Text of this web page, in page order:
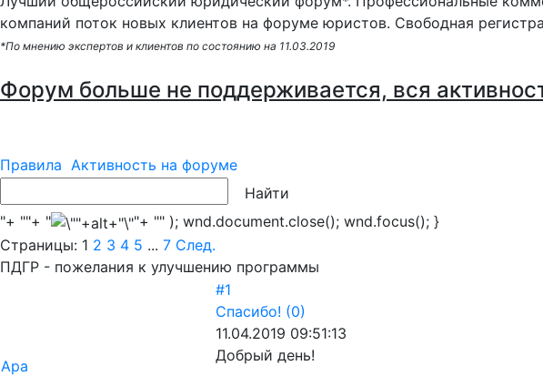
компаний поток новых клиентов на форуме юристов. Свободная
*По мнению экспертов и клиентов по состоянию на 11.03.2019
Форум больше не поддерживается, вся
Правила Активность на форуме
"+ ""+ "
"+ "" ); wnd.document.close(); wnd.focus(); }
Страницы: 1 2 3 4 5 ... 7 След.
ПДГР - пожелания к улучшению программы
Ара
#1
Спасибо! (0)
11.04.2019 09:51:13
Добрый день!